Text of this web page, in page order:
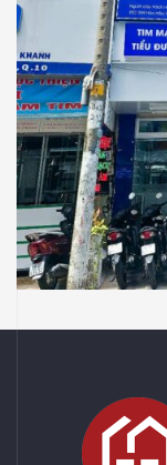
NHÀ
Thiết Kế